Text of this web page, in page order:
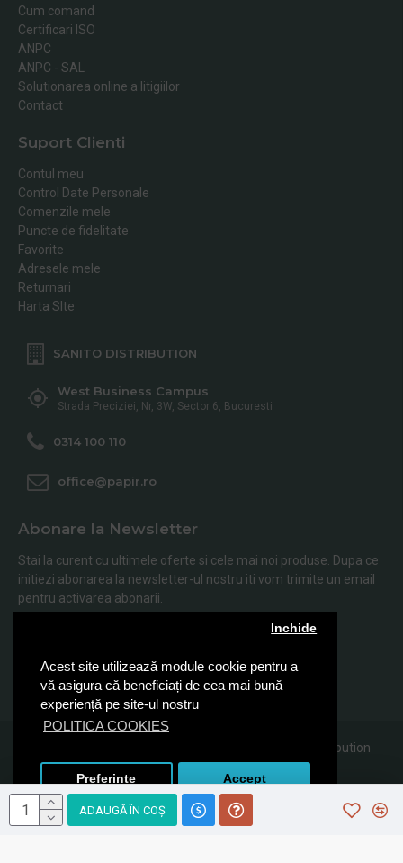
Acest site utilizează module cookie pentru a
vă asigura că beneficiați de cea mai bună
experiență pe site-ul nostru
POLITICA COOKIES
Inchide
Preferinte Accept
ADAUGĂ ÎN COŞ
Cum comand
Certificari ISO
ANPC
ANPC - SAL
Solutionarea online a litigiilor
Contact
Suport Clienti
Contul meu
Control Date Personale
Comenzile mele
Puncte de fidelitate
Favorite
Adresele mele
Returnari
Harta SIte
SANITO DISTRIBUTION
West Business Campus
Strada Preciziei, Nr, 3W, Sector 6, Bucuresti
0314 100 110
office@papir.ro
Abonare la Newsletter
Stai la curent cu ultimele oferte si cele mai noi produse. Dupa ce
initiezi abonarea la newsletter-ul nostru iti vom trimite un email
pentru activarea abonarii.
Abonare
Am citit şi sunt de acord cu Politica de Confidentialitate
© 2019, Papir.ro, Toate drepturile rezervate Sanito Distribution